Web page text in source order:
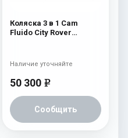
Коляска 3 в 1 Cam
Fluido City Rover
50 300 e
Сообщить
Наличие уточняйте